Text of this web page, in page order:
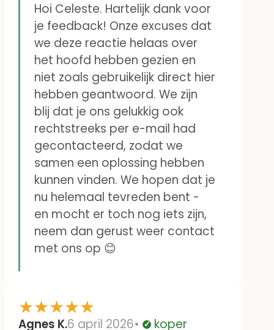
Hoi Celeste. Hartelijk dank voor
je feedback! Onze excuses dat
we deze reactie helaas over
het hoofd hebben gezien en
niet zoals gebruikelijk direct hier
hebben geantwoord. We zijn
blij dat je ons gelukkig ook
rechtstreeks per e-mail had
gecontacteerd, zodat we
samen een oplossing hebben
kunnen vinden. We hopen dat je
nu helemaal tevreden bent -
en mocht er toch nog iets zijn,
neem dan gerust weer contact
met ons op 😊
★★★★★
Agnes K.6 april 2026 koper